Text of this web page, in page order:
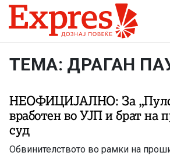
Skip to content
ТЕМА: ДРАГАН
НЕОФИЦИЈАЛНО: За
вработен во УЈП и брат на
суд
Обвинителството во рамки на